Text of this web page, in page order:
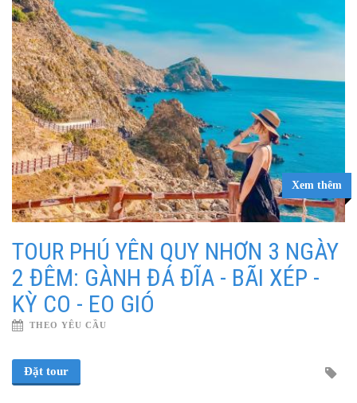
Xem thêm
TOUR PHÚ YÊN QUY NHƠN 3 NGÀY
2 ĐÊM: GÀNH ĐÁ ĐĨA - BÃI XÉP -
KỲ CO - EO GIÓ
THEO YÊU CẦU
Đặt tour